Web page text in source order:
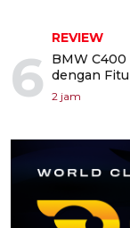
6
REVIEW
BMW
dengan
2 jam